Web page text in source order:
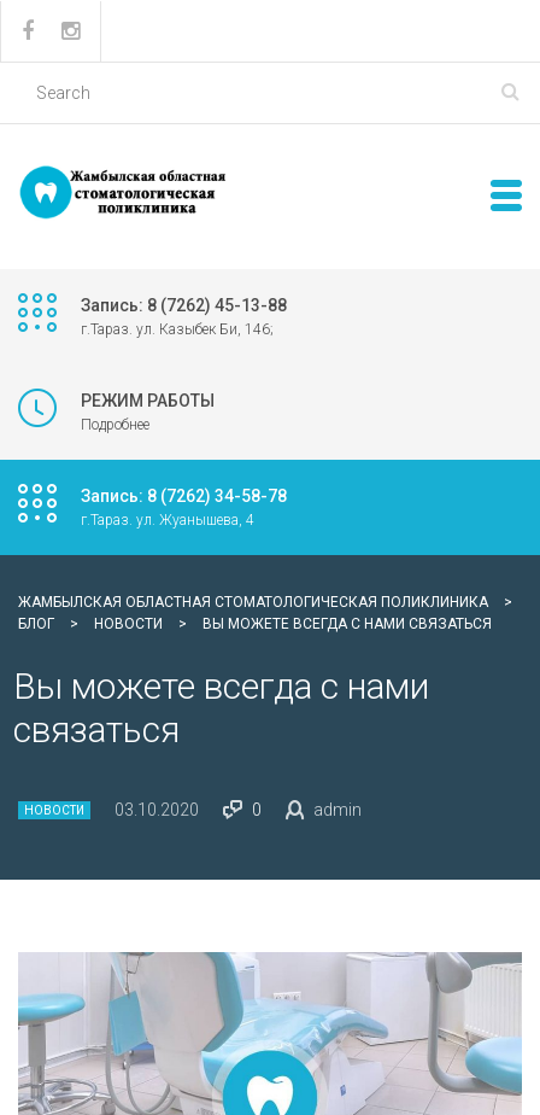
Запись: 8 (7262) 45-13-88
г.Тараз. ул. Казыбек Би, 146;
РЕЖИМ РАБОТЫ
Подробнее
Запись: 8 (7262) 34-58-78
г.Тараз. ул. Жуанышева, 4
ЖАМБЫЛСКАЯ ОБЛАСТНАЯ СТОМАТОЛОГИЧЕСКАЯ ПОЛИКЛИНИКА
>
БЛОГ
> НОВОСТИ > ВЫ МОЖЕТЕ ВСЕГДА С НАМИ СВЯЗАТЬСЯ
Вы можете всегда с нами
связаться
НОВОСТИ 03.10.2020 0 admin